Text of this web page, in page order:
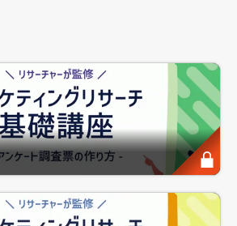
勧めのセミナーです。
ティングの命運を握る、重要な最終
つに、ローンチ前のテスト品やプ